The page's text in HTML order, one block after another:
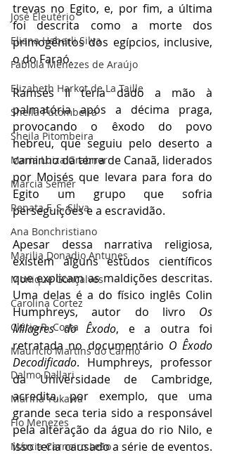
José Eleutério
Eliana Haberli Silva
Fabíola Menezes de Araújo
Elizabeth Harkot de La Taille
Sheila Putombeira
Sheila Pitombeira
Maria Luiza Grabner
Marcia Semer
Renata F. S. SIlva
Ana Bonchristiano
Marilia Donadio Antunes
Monique Gonçalves
Carolina Cortez
Clério R. Costa
Maurício Martins do Carmo
Dalmo Dallari
Marina Yukawa
Flo Menezes
Márcia Carneiro Leão
trevas no Egito, e, por fim, a última
foi descrita como a morte dos
primogênitos dos egípcios, inclusive,
o do Faraó.
Ramsés II teria dado a mão à
palmatória após a décima praga,
provocando o êxodo do povo
hebreu, que seguiu pelo deserto a
caminho da terra de Canaã, liderados
por Moisés que levara para fora do
Egito um grupo que sofria
perseguições e a escravidão.
Apesar dessa narrativa religiosa,
existem alguns estudos científicos
que explicam as maldições descritas.
Uma delas é a do físico inglês Colin
Humphreys, autor do livro Os
Milagres do Êxodo, e a outra foi
retratada no documentário O Êxodo
Decodificado. Humphreys, professor
da Universidade de Cambridge,
acredita, por exemplo, que uma
grande seca teria sido a responsável
pela alteração da água do rio Nilo, e
isso teria causado a série de eventos.